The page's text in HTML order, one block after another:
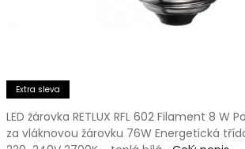
Extra sleva
LED žárovka RETLUX RFL 602 Filament 8 W
za vláknovou žárovku 76W Energetická